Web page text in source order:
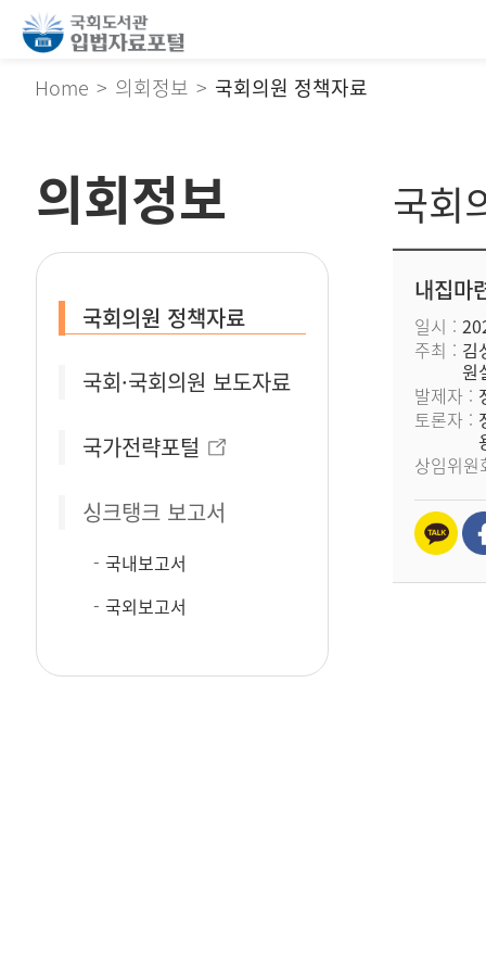
Home 의회정보 국회의원 정책자료
의회정보
국회의원 정책자료
국회·국회의원 보도자료
국가전략포털
싱크탱크 보고서
국내보고서
국외보고서
국회
내집마
일시
주최
김
원
발제자
토론자
상임위원